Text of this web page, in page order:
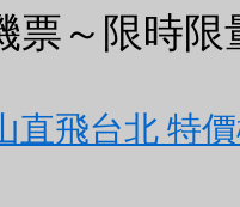
，燈光秀如
！👉 專屬折
折扣喔！名
票～限時
直飛台北 特